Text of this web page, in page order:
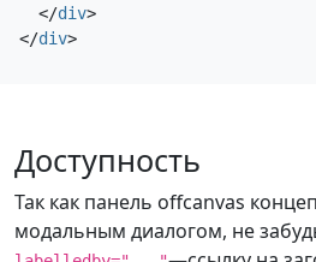
</div>
</div>
Доступность
Так как панель offcanvas
модальным диалогом, не